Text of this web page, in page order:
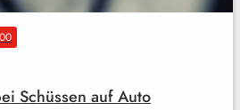
Schüssen auf Auto